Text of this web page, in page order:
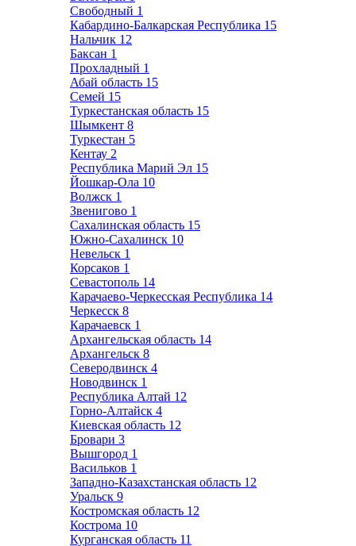
Свободный 1
Кабардино-Балкарская Республика 15
Нальчик 12
Баксан 1
Прохладный 1
Абай область 15
Семей 15
Туркестанская область 15
Шымкент 8
Туркестан 5
Кентау 2
Республика Марий Эл 15
Йошкар-Ола 10
Волжск 1
Звенигово 1
Сахалинская область 15
Южно-Сахалинск 10
Невельск 1
Корсаков 1
Севастополь 14
Карачаево-Черкесская Республика 14
Черкесск 8
Карачаевск 1
Архангельская область 14
Архангельск 8
Северодвинск 4
Новодвинск 1
Республика Алтай 12
Горно-Алтайск 4
Киевская область 12
Бровари 3
Вышгород 1
Васильков 1
Западно-Казахстанская область 12
Уральск 9
Костромская область 12
Кострома 10
Курганская область 11